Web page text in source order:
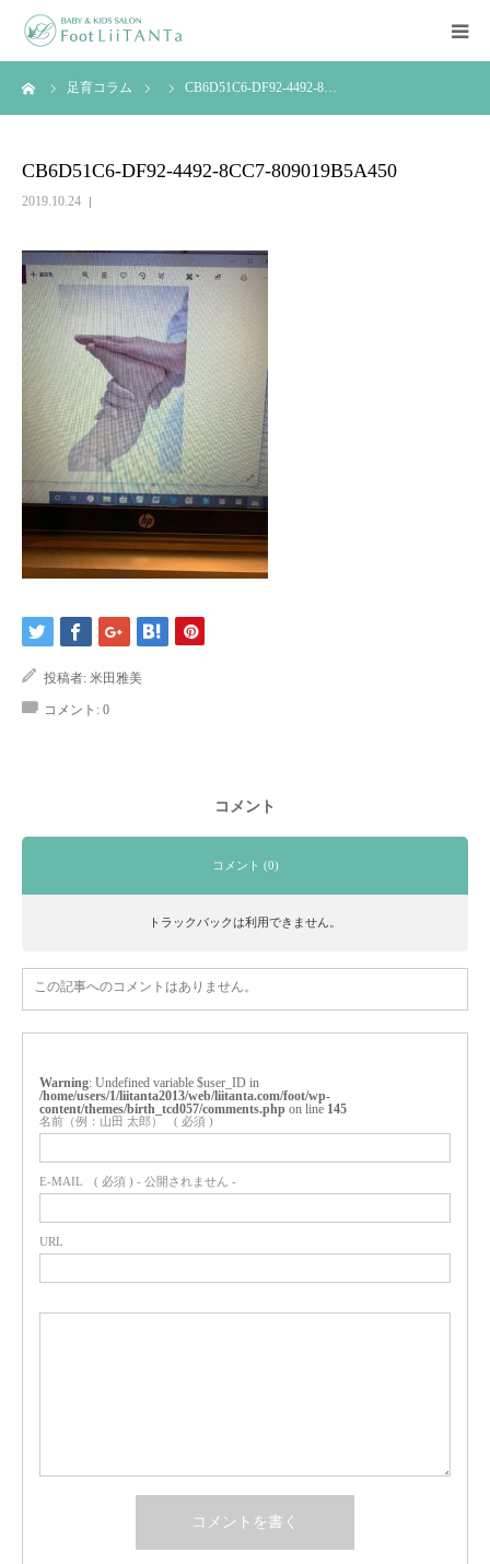
足育コラム CB6D51C6-DF92-4492-8…
CB6D51C6-DF92-4492-8CC7-809019B5A450
2019.10.24
投稿者: 米田雅美
コメント: 0
コメント
コメント (0)
トラックバックは利用できません。
この記事へのコメントはありません。
Warning : Undefined variable $user_ID in
/home/users/1/liitanta2013/web/liitanta.com/foot/wp-
content/themes/birth_tcd057/comments.php on line 145
名前（例：山田 太郎） ( 必須 )
E-MAIL ( 必須 ) - 公開されません -
URL
LiiTANTaについて